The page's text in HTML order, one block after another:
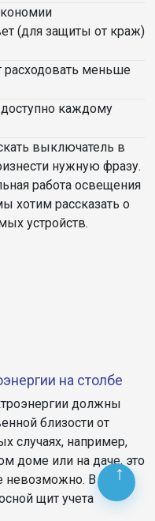
(для защиты от краж)
меньше
доступно каждому
выключатель в
нужную фразу.
работа освещения
хотим рассказать о
устройств.
на столбе
должны
близости от
случаях, например,
доме или на даче, это
В таких
щит учета